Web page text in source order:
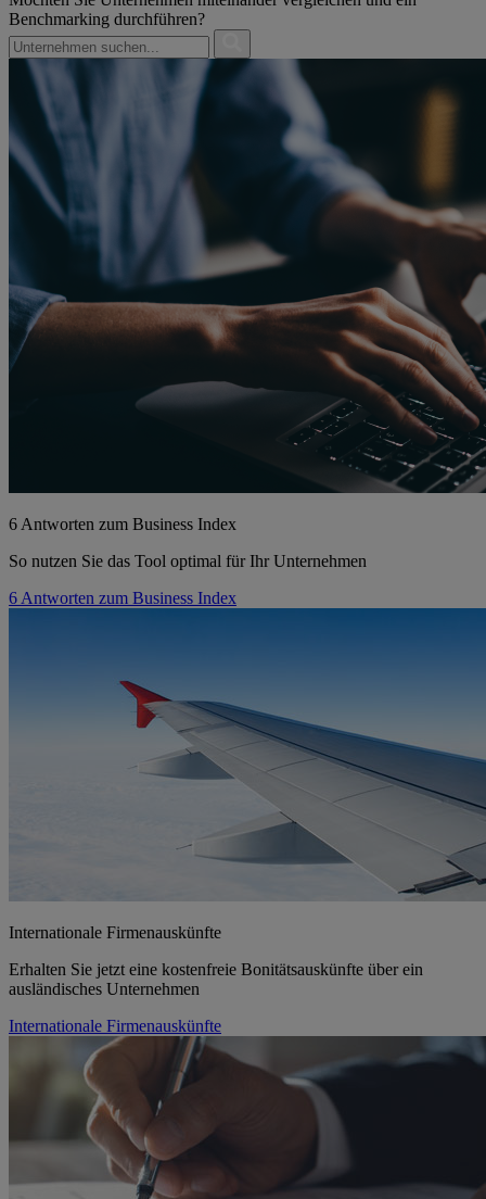
Benchmarking durchführen?
6 Antworten zum Business Index
So nutzen Sie das Tool optimal für Ihr Unternehmen
6 Antworten zum Business Index
Internationale Firmenauskünfte
Erhalten Sie jetzt eine kostenfreie Bonitätsauskünfte über ein
ausländisches Unternehmen
Internationale Firmenauskünfte